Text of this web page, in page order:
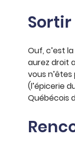
Sortir
Ouf, c’est la
aurez droit
vous
(l’épicerie
Québécois